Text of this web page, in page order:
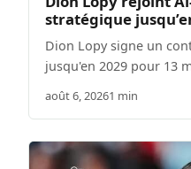
stratégique
Dion Lopy signe un
jusqu'en 2029 pour 13
août 6, 20261 min